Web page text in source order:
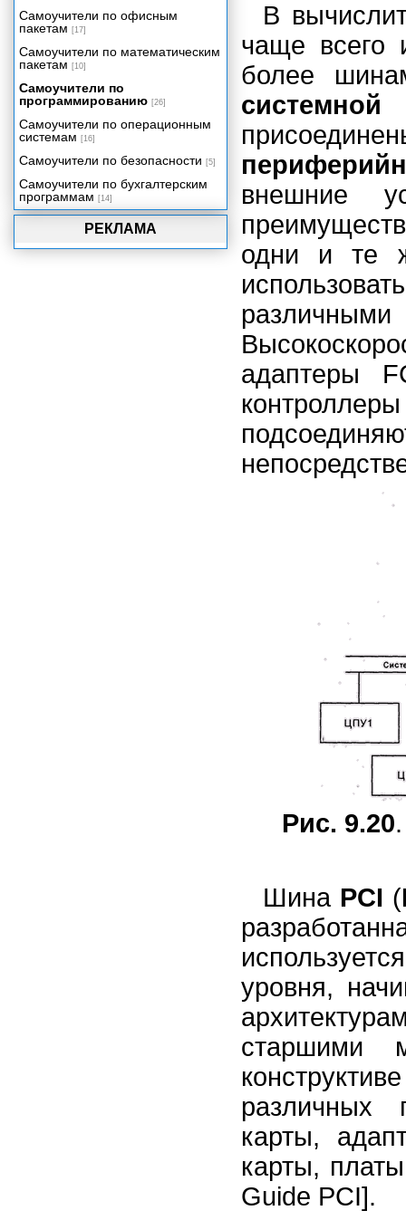
В
чаще всего
более
внешние
одни и те
адаптеры
Рис. 9.20
Шина PCI (
уровня,
старшими
различных
карты,
карты,
Guide PCI].
РЕКЛАМА
Самоучители по офисным
пакетам [17]
Самоучители по математическим
пакетам [10]
Самоучители по
программированию [26]
Самоучители по операционным
системам [16]
Самоучители по безопасности [5]
Самоучители по бухгалтерским
программам [14]